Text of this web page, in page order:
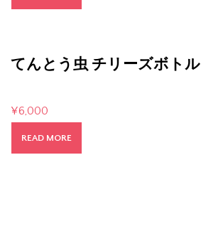
てんとう虫 チリーズボトル
¥6,000
READ MORE